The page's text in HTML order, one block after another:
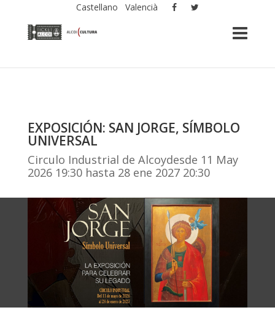
Castellano Valencià
EXPOSICIÓN: SAN JORGE, SÍMBOLO
UNIVERSAL
Circulo Industrial de Alcoydesde 11 May
2026 19:30 hasta 28 ene 2027 20:30